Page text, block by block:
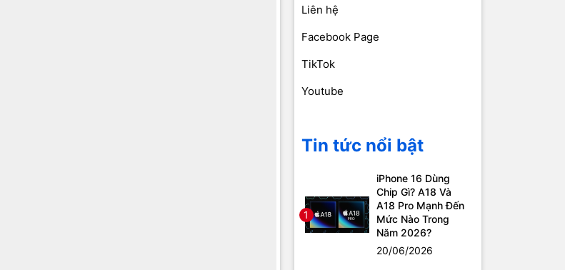
Liên hệ
Facebook Page
TikTok
Youtube
Tin tức nổi bật
1
iPhone 16 Dùng
Chip Gì? A18 Và
A18 Pro Mạnh Đến
Mức Nào Trong
Năm 2026?
20/06/2026